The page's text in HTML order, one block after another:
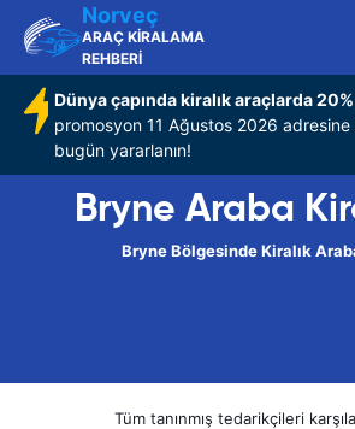
Norveç
ARAÇ KİRALAMA
REHBERİ
Dünya çapında kiralık araçlarda
promosyon 11 Ağustos 2026
bugün yararlanın!
Bryne Araba
Bryne Bölgesinde Kiralık
Tüm tanınmış tedarikçileri